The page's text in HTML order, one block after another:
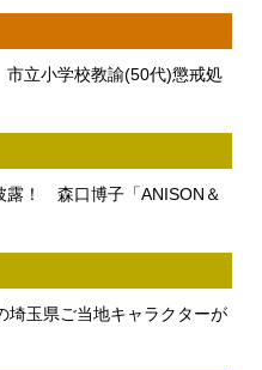
立小学校教諭(50代)懲戒処
露！ 森口博子「ANISON＆
玉県ご当地キャラクターが